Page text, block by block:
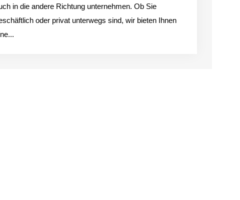
in die andere Richtung unternehmen. Ob Sie
oder privat unterwegs sind, wir bieten Ihnen